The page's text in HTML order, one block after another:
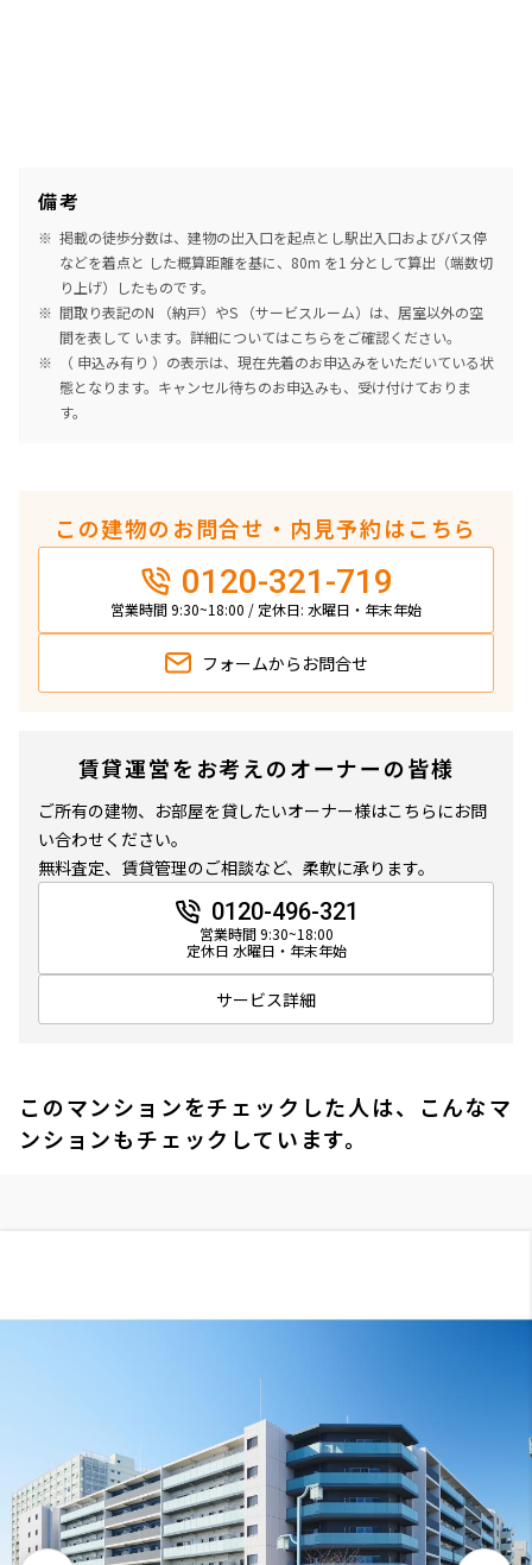
備考
掲載の徒歩分数は、建物の出入口を起点とし駅出入口およびバス停
などを着点と した概算距離を基に、80m を1 分として算出（端数切
り上げ）したものです。
間取り表記のN （納戸）やS （サービスルーム）は、居室以外の空
間を表して います。詳細についてはこちらをご確認ください。
（ 申込み有り ）の表示は、現在先着のお申込みをいただいている状
態となります。キャンセル待ちのお申込みも、受け付けておりま
す。
この建物のお問合せ・内見予約はこちら
0120-321-719
営業時間 9:30~18:00 / 定休日: 水曜日・年末年始
フォームから お問合せ
賃貸運営をお考えのオーナーの皆様
ご所有の建物、お部屋を貸したいオーナー様はこちらにお問
い合わせください。
無料査定、賃貸管理のご相談など、柔軟に承ります。
0120-496-321
営業時間 9:30~18:00
定休日 水曜日・年末年始
サービス詳細
このマンションをチェックした人は、こんなマ
ンションもチェックしています。